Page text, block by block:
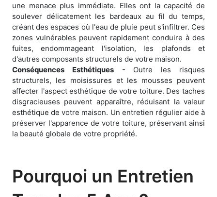
une menace plus immédiate. Elles ont la capacité de
soulever délicatement les bardeaux au fil du temps,
créant des espaces où l'eau de pluie peut s'infiltrer. Ces
zones vulnérables peuvent rapidement conduire à des
fuites, endommageant l'isolation, les plafonds et
d'autres composants structurels de votre maison.
Conséquences Esthétiques- Outre les risques
structurels, les moisissures et les mousses peuvent
affecter l'aspect esthétique de votre toiture. Des taches
disgracieuses peuvent apparaître, réduisant la valeur
esthétique de votre maison. Un entretien régulier aide à
préserver l'apparence de votre toiture, préservant ainsi
la beauté globale de votre propriété.
Pourquoi un Entretien